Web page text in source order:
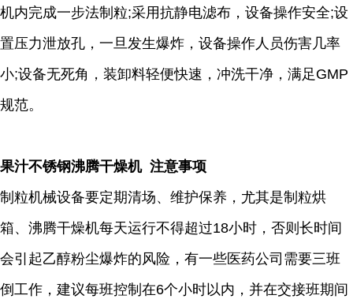
机内完成一步法制粒;采用抗静电滤布，设备操作安全;设
置压力泄放孔，一旦发生爆炸，设备操作人员伤害几率
小;设备无死角，装卸料轻便快速，冲洗干净，满足GMP
规范。
果汁不锈钢沸腾干燥机 注意事项
制粒机械设备要定期清场、维护保养，尤其是制粒烘
箱、沸腾干燥机每天运行不得超过18小时，否则长时间
会引起乙醇粉尘爆炸的风险，有一些医药公司需要三班
倒工作，建议每班控制在6个小时以内，并在交接班期间